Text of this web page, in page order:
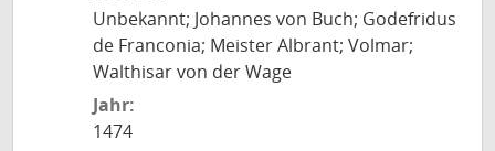
Unbekannt; Johannes von Buch; Godefridus
de Franconia; Meister Albrant; Volmar;
Walthisar von der Wage
Jahr:
1474